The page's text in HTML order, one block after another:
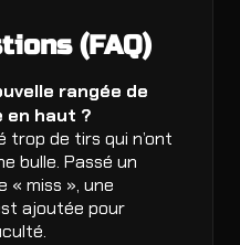
(FAQ)
rangée de
en haut ?
trop de tirs qui n’ont
bulle. Passé un
« miss », une
ajoutée pour